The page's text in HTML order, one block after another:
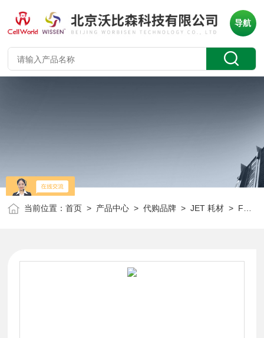
导航
当前位置：首页 > 产品中心 >代购品牌 >JET 耗材 > FPV103150JET 150ml真空式过滤器